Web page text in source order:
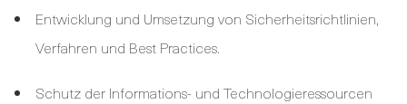
Entwicklung und Umsetzung von Sicherheitsrichtlinien,
Verfahren und Best Practices.
Schutz der Informations- und Technologieressourcen